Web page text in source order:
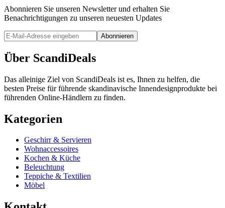
Abonnieren Sie unseren Newsletter und erhalten Sie
Benachrichtigungen zu unseren neuesten Updates
Abonnieren
Über ScandiDeals
Das alleinige Ziel von ScandiDeals ist es, Ihnen zu helfen, die
besten Preise für führende skandinavische Innendesignprodukte bei
führenden Online-Händlern zu finden.
Kategorien
Geschirr & Servieren
Wohnaccessoires
Kochen & Küche
Beleuchtung
Teppiche & Textilien
Möbel